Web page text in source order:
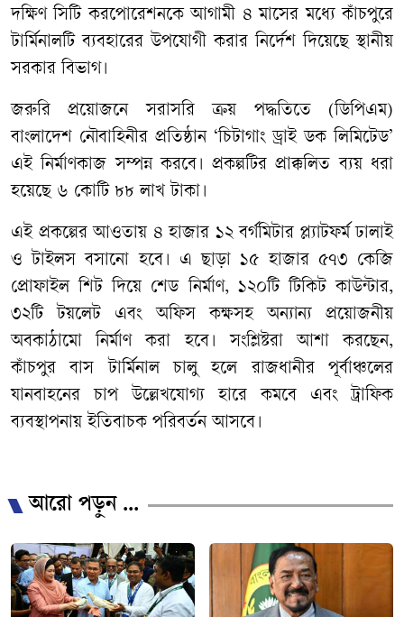
দক্ষিণ সিটি করপোরেশনকে আগামী ৪ মাসের মধ্যে কাঁচপুরে
টার্মিনালটি ব্যবহারের উপযোগী করার নির্দেশ দিয়েছে স্থানীয়
সরকার বিভাগ।
জরুরি প্রয়োজনে সরাসরি ক্রয় পদ্ধতিতে (ডিপিএম)
বাংলাদেশ নৌবাহিনীর প্রতিষ্ঠান ‘চিটাগাং ড্রাই ডক লিমিটেড’
এই নির্মাণকাজ সম্পন্ন করবে। প্রকল্পটির প্রাক্কলিত ব্যয় ধরা
হয়েছে ৬ কোটি ৮৮ লাখ টাকা।
এই প্রকল্পের আওতায় ৪ হাজার ১২ বর্গমিটার প্ল্যাটফর্ম ঢালাই
ও টাইলস বসানো হবে। এ ছাড়া ১৫ হাজার ৫৭৩ কেজি
প্রোফাইল শিট দিয়ে শেড নির্মাণ, ১২০টি টিকিট কাউন্টার,
৩২টি টয়লেট এবং অফিস কক্ষসহ অন্যান্য প্রয়োজনীয়
অবকাঠামো নির্মাণ করা হবে। সংশ্লিষ্টরা আশা করছেন,
কাঁচপুর বাস টার্মিনাল চালু হলে রাজধানীর পূর্বাঞ্চলের
যানবাহনের চাপ উল্লেখযোগ্য হারে কমবে এবং ট্রাফিক
ব্যবস্থাপনায় ইতিবাচক পরিবর্তন আসবে।
আরো পড়ুন ...